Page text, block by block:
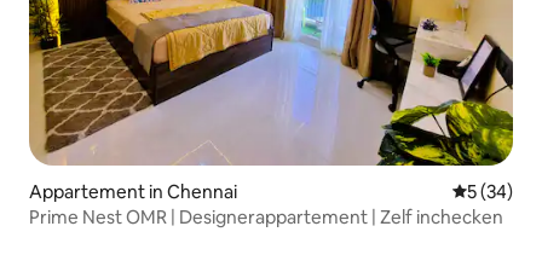
Appartement in Chennai
5 (34)
Prime Nest OMR | Designerappartement | Zelf inchecken